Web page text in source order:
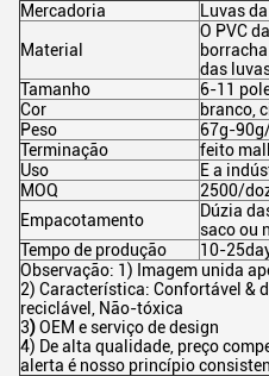
Mercadoria Luvas
Material
O PVC
das
Tamanho
6-11
Cor
branco,
Peso
67g-
Terminação
feito
Uso
E a
MOQ
2500/
Empacotamento
Dúzia
saco ou
Tempo de produção
10-
Observação: 1) Imagem unida
2) Característica: Confortável &
reciclável, Não-tóxica
3)OEM e serviço de design
4) De alta qualidade, preço
alerta é nosso princípio